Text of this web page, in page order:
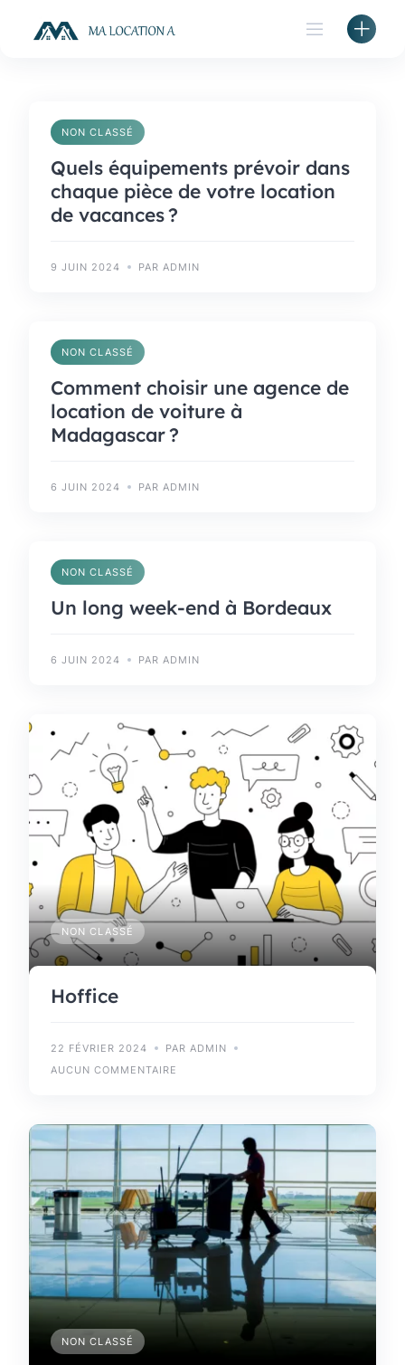
NON CLASSÉ
Quels équipements prévoir dans
chaque pièce de votre location
de vacances ?
9 JUIN 2024 PAR ADMIN
NON CLASSÉ
Comment choisir une agence de
location de voiture à
Madagascar ?
6 JUIN 2024 PAR ADMIN
NON CLASSÉ
Un long week-end à Bordeaux
6 JUIN 2024 PAR ADMIN
NON CLASSÉ
Hoffice
22 FÉVRIER 2024
PAR ADMIN
AUCUN COMMENTAIRE
NON CLASSÉ